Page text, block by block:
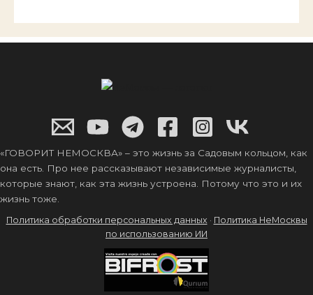
«ГОВОРИТ НЕМОСКВА» – это жизнь за Садовым кольцом, как
она есть. Про нее рассказывают независимые журналисты,
которые знают, как эта жизнь устроена. Потому что это и их
жизнь тоже.
Политика обработки персональных данных · Политика НеМосквы
по использованию ИИ